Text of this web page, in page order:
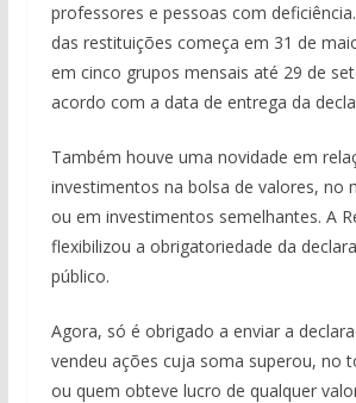
professores e pessoas com
das restituições começa em 31 de
em cinco grupos mensais até 29 de
acordo com a data de entrega da
Também houve uma novidade em
investimentos na bolsa de valores, no
ou em investimentos semelhantes. A
flexibilizou a obrigatoriedade da
público.
Agora, só é obrigado a enviar a
vendeu ações cuja soma superou, no
ou quem obteve lucro de qualquer